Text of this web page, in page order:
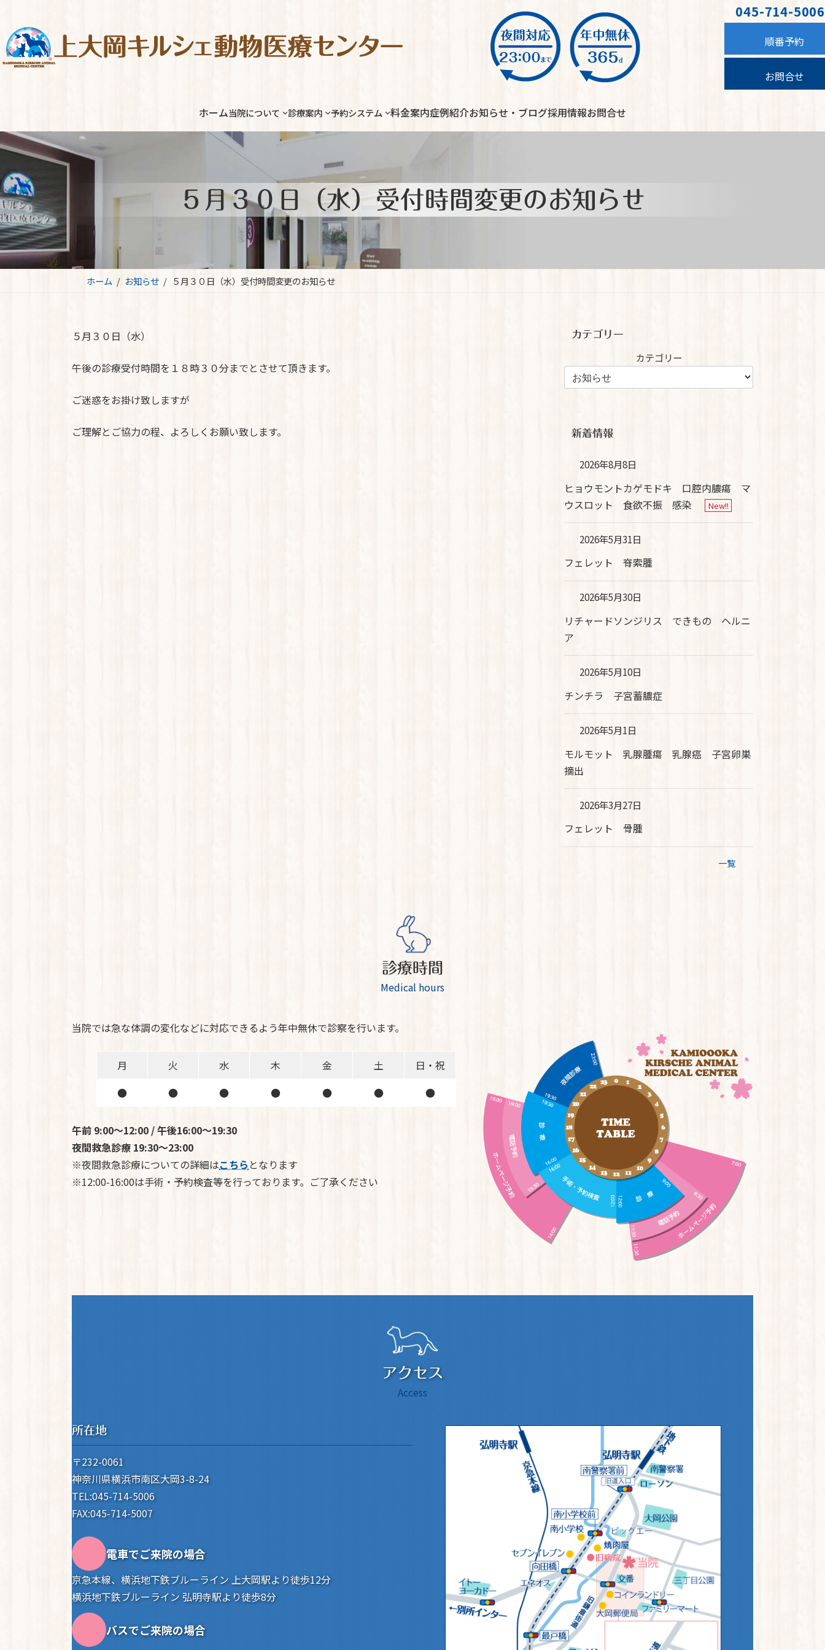
テ
ン
キ
ッ
ゲ
ー
に
移
045-714-5006
順番予約
お問合せ
ホーム当院について 診療案内 予約システム 料金案内症例紹介お知らせ・ブログ採用情報お問合せ
５月３０日（水）受付時間変更のお知らせ
ホーム お知らせ ５月３０日（水）受付時間変更のお知らせ
５月３０日（水）
午後の診療受付時間を１８時３０分までとさせて頂きます。
ご迷惑をお掛け致しますが
ご理解とご協力の程、よろしくお願い致します。
カテゴリー
カテゴリー
新着情報
2026年8月8日
ヒョウモントカゲモドキ 口腔内膿瘍 マ
ウスロット 食欲不振 感染
New!!
2026年5月31日
フェレット 脊索腫
2026年5月30日
リチャードソンジリス できもの ヘルニ
ア
2026年5月10日
チンチラ 子宮蓄膿症
2026年5月1日
モルモット 乳腺腫瘍 乳腺癌 子宮卵巣
摘出
2026年3月27日
フェレット 骨腫
一覧
診療時間
Medical hours
当院では急な体調の変化などに対応できるよう年中無休で診察を行います。
月 火 水 木 金 土
日・祝
●
● ● ● ● ● ●
午前 9:00～12:00 / 午後16:00～19:30
夜間救急診療 19:30～23:00
※夜間救急診療についての詳細はこちら となります
※12:00-16:00は手術・予約検査等を行っております。ご了承ください
アクセス
Access
所在地
〒232-0061
神奈川県横浜市南区大岡3-8-24
TEL:045-714-5006
FAX:045-714-5007
電車でご来院の場合
京急本線、横浜地下鉄ブルーライン 上大岡駅より徒歩12分
横浜地下鉄ブルーライン 弘明寺駅より徒歩8分
バスでご来院の場合